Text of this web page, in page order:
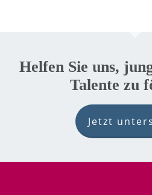
Helfen Sie uns,
Talente zu
Jetzt